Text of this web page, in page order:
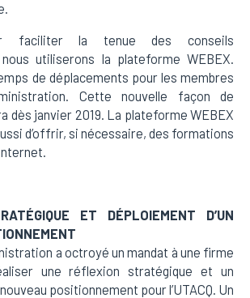
faciliter la tenue des conseils
nous utiliserons la plateforme WEBEX.
de déplacements pour les membres
Cette nouvelle façon de
dès janvier 2019. La plateforme WEBEX
d’offrir, si nécessaire, des formations
ET DÉPLOIEMENT D’UN
a octroyé un mandat à une firme
une réflexion stratégique et un
positionnement pour l’UTACQ. Un